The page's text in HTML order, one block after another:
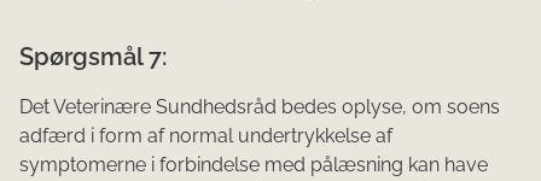
Spørgsmål 7:
Det Veterinære Sundhedsråd bedes oplyse, om soens
adfærd i form af normal undertrykkelse af
symptomerne i forbindelse med pålæsning kan have